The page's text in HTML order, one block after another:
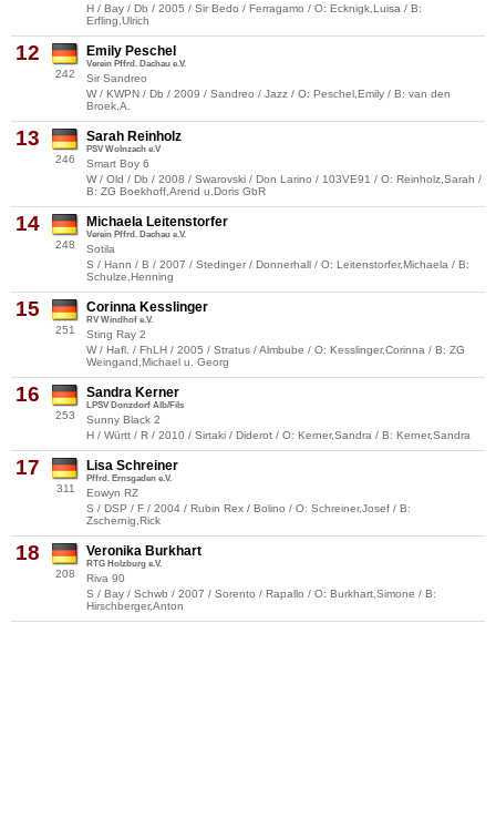
H / Bay / Db / 2005 / Sir Bedo / Ferragamo / O: Ecknigk,Luisa / B:
Erfling,Ulrich
12
242
Emily Peschel
Verein Pffrd. Dachau e.V.
Sir Sandreo
W / KWPN / Db / 2009 / Sandreo / Jazz / O: Peschel,Emily / B: van den
Broek,A.
13
246
Sarah Reinholz
PSV Wolnzach e.V
Smart Boy 6
W / Old / Db / 2008 / Swarovski / Don Larino / 103VE91 / O: Reinholz,Sarah /
B: ZG Boekhoff,Arend u.Doris GbR
14
248
Michaela Leitenstorfer
Verein Pffrd. Dachau e.V.
Sotila
S / Hann / B / 2007 / Stedinger / Donnerhall / O: Leitenstorfer,Michaela / B:
Schulze,Henning
15
251
Corinna Kesslinger
RV Windhof e.V.
Sting Ray 2
W / Hafl. / FhLH / 2005 / Stratus / Almbube / O: Kesslinger,Corinna / B: ZG
Weingand,Michael u. Georg
16
253
Sandra Kerner
LPSV Donzdorf Alb/Fils
Sunny Black 2
H / Württ / R / 2010 / Sirtaki / Diderot / O: Kerner,Sandra / B: Kerner,Sandra
17
311
Lisa Schreiner
Pffrd. Ernsgaden e.V.
Eowyn RZ
S / DSP / F / 2004 / Rubin Rex / Bolino / O: Schreiner,Josef / B:
Zschernig,Rick
18
208
Veronika Burkhart
RTG Holzburg e.V.
Riva 90
S / Bay / Schwb / 2007 / Sorento / Rapallo / O: Burkhart,Simone / B:
Hirschberger,Anton